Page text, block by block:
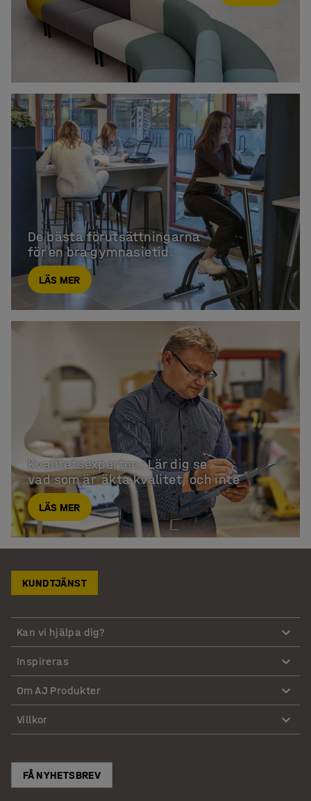
De bästa förutsättningarna
för en bra gymnasietid.
LÄS MER
Kvalitetsexperten: Lär dig se
vad som är  äkta kvalitet, och inte
LÄS MER
KUNDTJÄNST
Kan vi hjälpa dig?
Inspireras
Om AJ Produkter
Villkor
FÅ NYHETSBREV